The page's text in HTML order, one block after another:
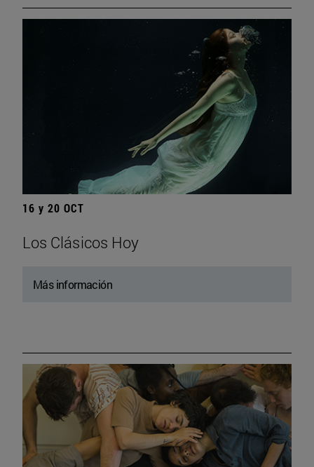
16 y 20 OCT
Los Clásicos Hoy
Más información